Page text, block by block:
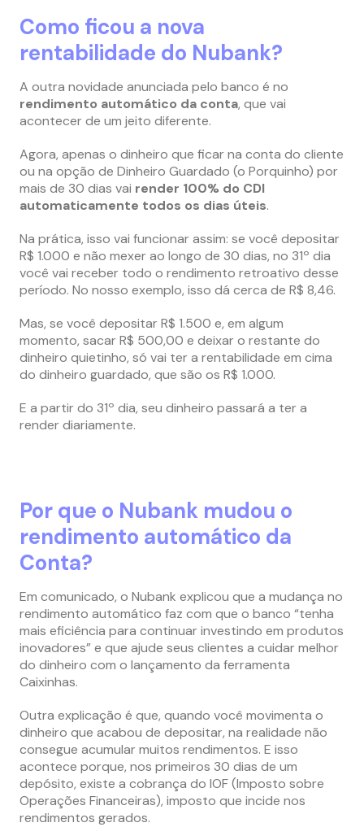
Como ficou a nova
rentabilidade do Nubank?
A outra novidade anunciada pelo banco é no
rendimento automático da conta, que vai
acontecer de um jeito diferente.
Agora, apenas o dinheiro que ficar na conta do cliente
ou na opção de Dinheiro Guardado (o Porquinho) por
mais de 30 dias vai render 100% do CDI
automaticamente todos os dias úteis.
Na prática, isso vai funcionar assim: se você depositar
R$ 1.000 e não mexer ao longo de 30 dias, no 31º dia
você vai receber todo o rendimento retroativo desse
período. No nosso exemplo, isso dá cerca de R$ 8,46.
Mas, se você depositar R$ 1.500 e, em algum
momento, sacar R$ 500,00 e deixar o restante do
dinheiro quietinho, só vai ter a rentabilidade em cima
do dinheiro guardado, que são os R$ 1.000.
E a partir do 31º dia, seu dinheiro passará a ter a
render diariamente.
Por que o Nubank mudou o
rendimento automático da
Conta?
Em comunicado, o Nubank explicou que a mudança no
rendimento automático faz com que o banco “tenha
mais eficiência para continuar investindo em produtos
inovadores” e que ajude seus clientes a cuidar melhor
do dinheiro com o lançamento da ferramenta
Caixinhas.
Outra explicação é que, quando você movimenta o
dinheiro que acabou de depositar, na realidade não
consegue acumular muitos rendimentos. E isso
acontece porque, nos primeiros 30 dias de um
depósito, existe a cobrança do IOF (Imposto sobre
Operações Financeiras), imposto que incide nos
rendimentos gerados.